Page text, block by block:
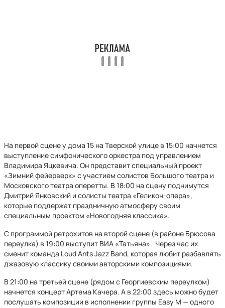
На первой сцене у дома 15 на Тверской улице в 15:00 начнется
выступление симфонического оркестра под управлением
Владимира Яцкевича. Он представит специальный проект
«Зимний фейерверк» с участием солистов Большого театра и
Московского театра оперетты. В 18:00 на сцену поднимутся
Дмитрий Янковский и солисты театра «Геликон-опера»,
которые поддержат праздничную атмосферу своим
специальным проектом «Новогодняя классика».
С программой ретрохитов на второй сцене (в районе Брюсова
переулка) в 19:00 выступит ВИА «Татьяна». Через час их
сменит команда Loud Ants Jazz Band, которая любит разбавлять
джазовую классику своими авторскими композициями.
В 21:00 на третьей сцене (рядом с Георгиевским переулком)
начнется концерт Артема Качера. А в 22:00 здесь можно будет
послушать композиции в исполнении группы Easy M — одного